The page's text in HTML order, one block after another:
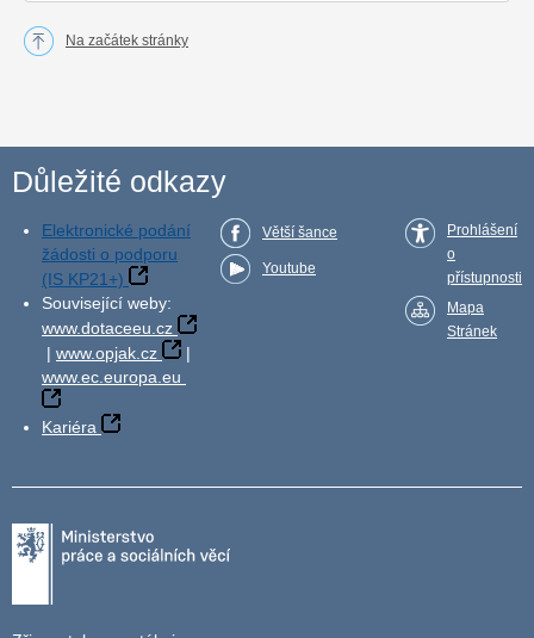
Na začátek stránky
Důležité odkazy
Elektronické podání
žádosti o podporu
(IS KP21+)
Související weby:
www.dotaceeu.cz
| www.opjak.cz
|
www.ec.europa.eu
Kariéra
Větší šance
Youtube
Prohlášení
o
přístupnosti
Mapa
Stránek